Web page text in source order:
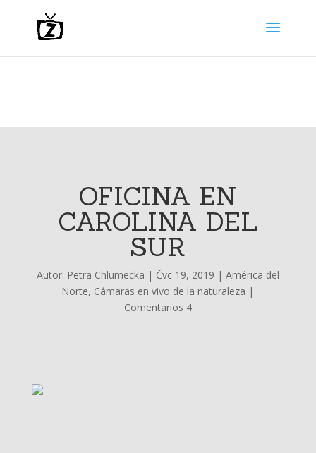
OFICINA EN
CAROLINA DEL
SUR
Autor: Petra Chlumecka | Čvc 19, 2019 | América del
Norte, Cámaras en vivo de la naturaleza |
Comentarios 4